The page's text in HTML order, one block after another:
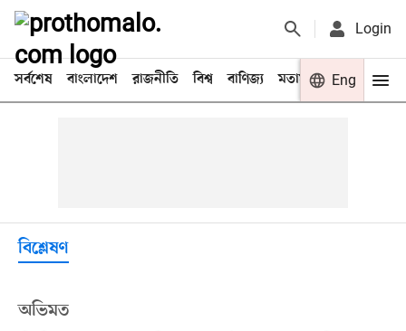
Login
সর্বশেষ বাংলাদেশ রাজনীতি বিশ্ব বাণিজ্য মতামত খেলা
Eng
বিশ্লেষণ
অভিমত